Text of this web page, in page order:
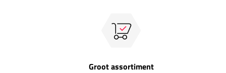
Groot assortiment